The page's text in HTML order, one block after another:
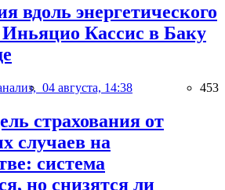
вдоль энергетического
Кассис в Баку
04 августа, 14:38 453
страхования от
случаев на
система
но снизятся ли